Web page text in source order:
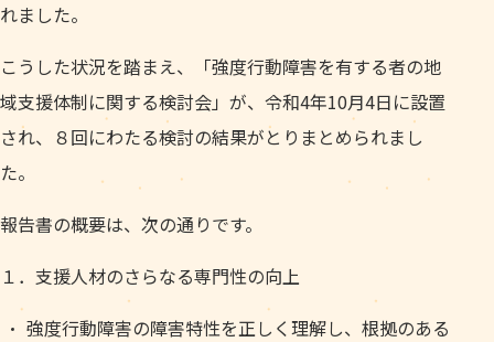
れました。
こうした状況を踏まえ、「強度行動障害を有する者の地
域支援体制に関する検討会」が、令和4年10月4日に設置
され、８回にわたる検討の結果がとりまとめられまし
た。
報告書の概要は、次の通りです。
１．支援人材のさらなる専門性の向上
強度行動障害の障害特性を正しく理解し、根拠のある